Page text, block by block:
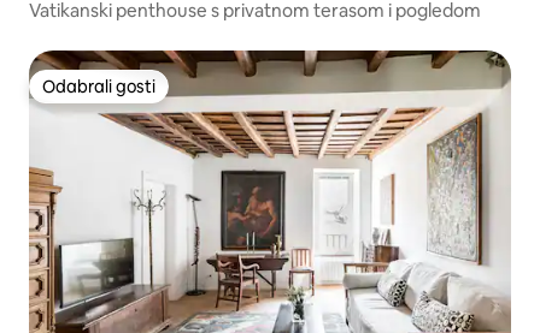
Vatikanski penthouse s privatnom terasom i pogledom
Odabrali gosti
Odabrali gosti